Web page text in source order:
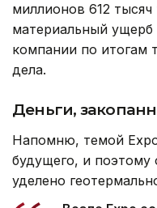
миллионов 612
материальный
компании по итогам
дела.
Деньги,
Напомню, темой
будущего, и поэтому
уделено